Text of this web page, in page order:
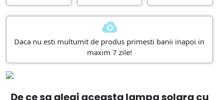
Daca nu esti multumit de produs primesti banii inapoi in
maxim 7 zile!
De ce sa alegi aceasta lampa solara cu